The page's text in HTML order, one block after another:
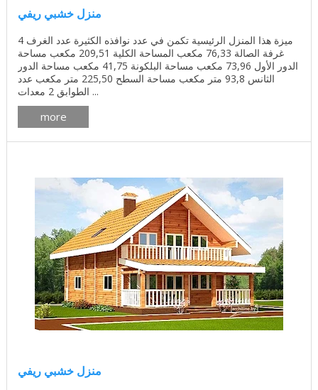
منزل خشبي ريفي
ميزة هذا المنزل الرئيسية تكمن في عدد نوافذه الكثيرة عدد الغرف 4
غرفة الصالة 76,33 مكعب المساحة الكلية 209,51 مكعب مساحة
الدور الأول 73,96 مكعب مساحة البلكونة 41,75 مكعب مساحة الدور
الثانس 93,8 متر مكعب مساحة السطح 225,50 متر مكعب عدد
الطوابق 2 معدات ...
more
منزل خشبي ريفي